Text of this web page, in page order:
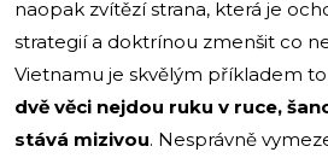
naopak zvítězí strana, která je
strategií a doktrínou zmenšit co
Vietnamu je skvělým příkladem
dvě věci nejdou ruku v ruce,
stává mizivou. Nesprávně